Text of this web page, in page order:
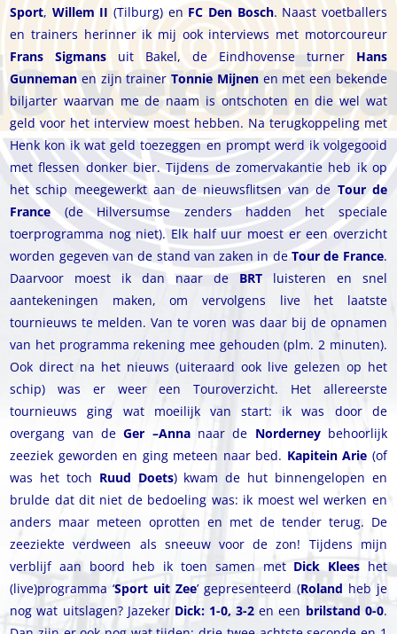
Sport, Willem II (Tilburg) en FC Den Bosch. Naast voetballers
en trainers herinner ik mij ook interviews met motorcoureur
Frans Sigmans uit Bakel, de Eindhovense turner Hans
Gunnemanen zijn trainerTonnie Mijnenen met een bekende
biljarter waarvan me de naam is ontschoten en die wel wat
geld voor het interview moest hebben. Na terugkoppeling met
Henk kon ik wat geld toezeggen en prompt werd ik volgegooid
met flessen donker bier. Tijdens de zomervakantie heb ik op
het schip meegewerkt aan de nieuwsflitsen van de Tour de
France(de Hilversumse zenders hadden het speciale
toerprogramma nog niet). Elk half uur moest er een overzicht
worden gegeven van de stand van zaken in deTour de France.
Daarvoor moest ik dan naar de BRTluisteren en snel
aantekeningen maken, om vervolgens live het laatste
tournieuws te melden. Van te voren was daar bij de opnamen
van het programma rekening mee gehouden (plm. 2 minuten).
Ook direct na het nieuws (uiteraard ook live gelezen op het
schip) was er weer een Touroverzicht. Het allereerste
tournieuws ging wat moeilijk van start: ik was door de
overgang van deGer –Annanaar de Norderneybehoorlijk
zeeziek geworden en ging meteen naar bed. Kapitein Arie (of
was het toch Ruud Doets) kwam de hut binnengelopen en
brulde dat dit niet de bedoeling was: ik moest wel werken en
anders maar meteen oprotten en met de tender terug. De
zeeziekte verdween als sneeuw voor de zon! Tijdens mijn
verblijf aan boord heb ik toen samen met Dick Klees het
(live)programma ‘Sport uit Zee’ gepresenteerd (Roland heb je
nog wat uitslagen? Jazeker Dick: 1-0, 3-2 en een brilstand 0-0.